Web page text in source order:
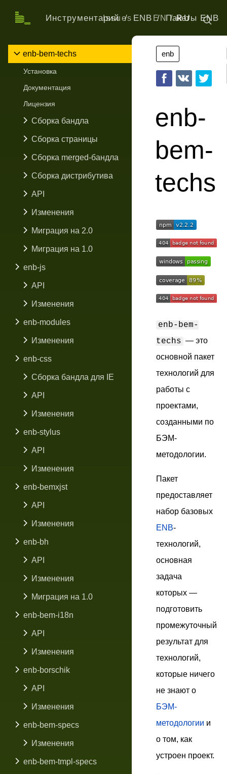
EN RU
Issues
Инструментарий ENB Пакеты ENB
enb-bem-techs
Установка
Документация
Лицензия
Сборка бандла
Сборка страницы
Сборка merged-бандла
Сборка дистрибутива
API
Изменения
Миграция на 2.0
Миграция на 1.0
enb-js
API
Изменения
enb-modules
Изменения
enb-css
Сборка бандла для IE
API
Изменения
enb-stylus
API
Изменения
enb-bemxjst
API
Изменения
enb-bh
API
Изменения
Миграция на 1.0
enb-bem-i18n
API
Изменения
enb-borschik
API
Изменения
enb-bem-specs
Изменения
enb-bem-tmpl-specs
enb-
bem-
techs
enb-bem-
techs — это
основной пакет
технологий для
работы с
проектами,
созданными по
БЭМ-
методологии.
Пакет
предоставляет
набор базовых
ENB-
технологий,
основная
задача
которых —
подготовить
промежуточный
результат для
технологий,
которые ничего
не знают о
БЭМ-
методологии и
о том, как
устроен проект.
enb